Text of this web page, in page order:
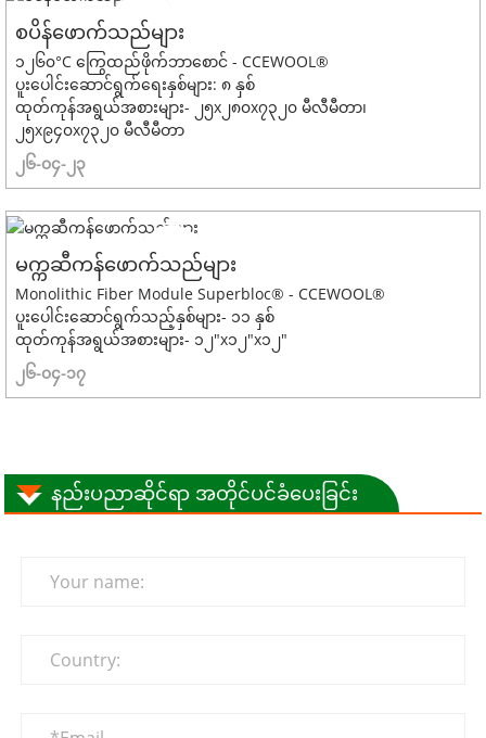
စပိန်ဖောက်သည်များ
၁၂၆၀°C ကြွေထည်ဖိုက်ဘာစောင် - CCEWOOL®
ပူးပေါင်းဆောင်ရွက်ရေးနှစ်များ: ၈ နှစ်
ထုတ်ကုန်အရွယ်အစားများ- ၂၅x၂၈၀x၇၃၂၀ မီလီမီတာ၊
၂၅x၉၄၀x၇၃၂၀ မီလီမီတာ
၂၆-၀၄-၂၃
မက္ကဆီကန်ဖောက်သည်များ
Monolithic Fiber Module Superbloc® - CCEWOOL®
ပူးပေါင်းဆောင်ရွက်သည့်နှစ်များ- ၁၁ နှစ်
ထုတ်ကုန်အရွယ်အစားများ- ၁၂"x၁၂"x၁၂"
၂၆-၀၄-၁၇
နည်းပညာဆိုင်ရာ အတိုင်ပင်ခံပေးခြင်း